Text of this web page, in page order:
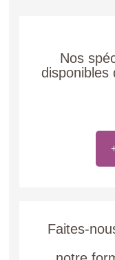
Nos
disponibles
Faites-